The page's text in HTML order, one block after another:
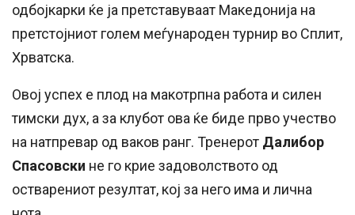
одбојкарки ќе ја претставуваат Македонија на
претстојниот голем меѓународен турнир во Сплит,
Хрватска.
Овој успех е плод на макотрпна работа и силен
тимски дух, а за клубот ова ќе биде прво учество
на натпревар од ваков ранг. Тренерот Далибор
Спасовски не го крие задоволството од
остварениот резултат, кој за него има и лична